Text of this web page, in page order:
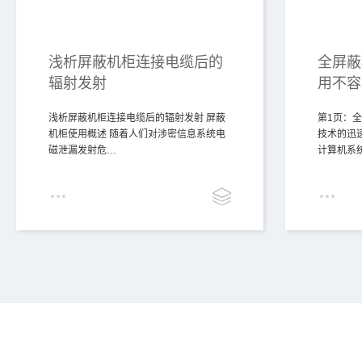
浅析屏蔽机柜连接电缆后的
辐射发射
浅析屏蔽机柜连接电缆后的辐射发射 屏蔽
机柜使用概述 随着人们对涉密信息系统电
磁泄漏发射危…
全屏
用不
第1页：
技术的迅
计算机系